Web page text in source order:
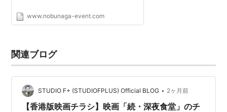
www.nobunaga-event.com
関連ブログ
STUDIO F+ (STUDIOFPLUS) Official BLOG • 2ヶ月前
【香港版映画チラシ】映画「続・深夜食堂」のチ